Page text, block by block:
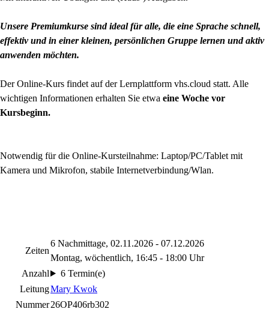
Unsere Premiumkurse sind ideal für alle, die eine Sprache schnell,
effektiv und in einer kleinen, persönlichen Gruppe lernen und aktiv
anwenden möchten.
Der Online-Kurs findet auf der Lernplattform vhs.cloud statt. Alle
wichtigen Informationen erhalten Sie etwa eine Woche vor
Kursbeginn.
Notwendig für die Online-Kursteilnahme: Laptop/PC/Tablet mit
Kamera und Mikrofon, stabile Internetverbindung/Wlan.
Zeiten
6 Nachmittage, 02.11.2026 - 07.12.2026
Montag, wöchentlich, 16:45 - 18:00 Uhr
Anzahl
6 Termin(e)
LeitungMary Kwok
Nummer26OP406rb302